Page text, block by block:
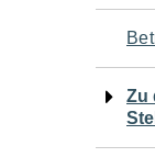
Zu